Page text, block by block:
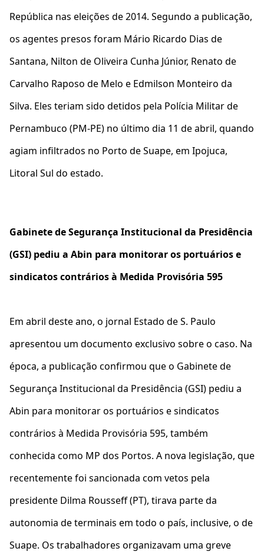
República nas eleições de 2014. Segundo a publicação,
os agentes presos foram Mário Ricardo Dias de
Santana, Nilton de Oliveira Cunha Júnior, Renato de
Carvalho Raposo de Melo e Edmilson Monteiro da
Silva. Eles teriam sido detidos pela Polícia Militar de
Pernambuco (PM-PE) no último dia 11 de abril, quando
agiam infiltrados no Porto de Suape, em Ipojuca,
Litoral Sul do estado.
Gabinete de Segurança Institucional da Presidência
(GSI) pediu a Abin para monitorar os portuários e
sindicatos contrários à Medida Provisória 595
Em abril deste ano, o jornal Estado de S. Paulo
apresentou um documento exclusivo sobre o caso. Na
época, a publicação confirmou que o Gabinete de
Segurança Institucional da Presidência (GSI) pediu a
Abin para monitorar os portuários e sindicatos
contrários à Medida Provisória 595, também
conhecida como MP dos Portos. A nova legislação, que
recentemente foi sancionada com vetos pela
presidente Dilma Rousseff (PT), tirava parte da
autonomia de terminais em todo o país, inclusive, o de
Suape. Os trabalhadores organizavam uma greve